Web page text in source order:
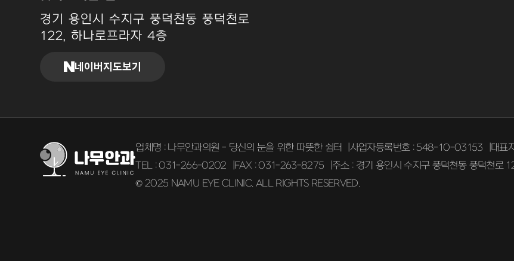
경기 용인시 수지구 풍덕천동 풍덕천로
122, 하나로프라자 4층
네이버지도보기
업체명 : 나무안과의원 - 당신의 눈을 위한 따뜻한 쉼터 사업자등록번호 : 548-10-03153 대표
TEL :031-266-0202 FAX :031-263-8275 주소 : 경기 용인시 수지구 풍덕천동 풍덕천로
© 2025 NAMU EYE CLINIC. ALL RIGHTS RESERVED.